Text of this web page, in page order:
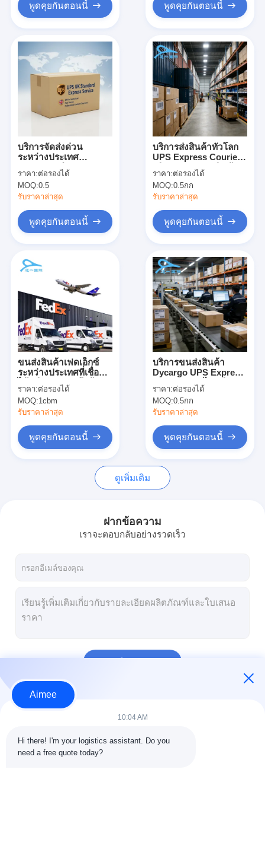
เกี่ยวกับเรา
ทัวร์โรงงาน
ควบคุมคุณภาพ
ติดต่อเรา
ข่าว
ทุกกรณี
ขนส่งทางอากาศ
การขนส่งทางทะเล
จัดส่งด่วน
รถบรรทุกขนส่งสินค้า
พูดคุยกันตอนนี้ พูดคุยกันตอนนี้
บริการจัดส่งด่วน
ระหว่างประเทศ
DHL/UPS สำหรับ
อีคอมเมิร์ซข้ามพรมแดน
พร้อมบริการส่งถึงที่,
พิธีการศุลกากรแบบ
ฝากฟรี 7 วัน
ราคา:ต่อรองได้
MOQ:0.5
รับราคาล่าสุด
พูดคุยกันตอนนี้
บริการส่งสินค้าทั่วโลก
UPS Express Courier
บริการรับและส่งสินค้า
ราคา:ต่อรองได้
MOQ:0.5กก
รับราคาล่าสุด
พูดคุยกันตอนนี้
ขนส่งสินค้าเฟดเอ็กซ์
ระหว่างประเทศที่เชื่อถือ
ได้ บริการจัดส่งถึงบ้าน
ราคา:ต่อรองได้
MOQ:1cbm
รับราคาล่าสุด
พูดคุยกันตอนนี้
บริการขนส่งสินค้า
Dycargo UPS Express
ส่งด่วนวันถัดไป บริการ
จัดส่งแบบมาตรฐาน
บริการขนส่ง
ราคา:ต่อรองได้
MOQ:0.5กก
รับราคาล่าสุด
พูดคุยกันตอนนี้
ดูเพิ่มเติม
ฝากข้อความ
เราจะตอบกลับอย่างรวดเร็ว
หมวดหมู่ของเรา
Aimee
10:04 AM
Hi there! I'm your logistics assistant. Do you
need a free quote today?